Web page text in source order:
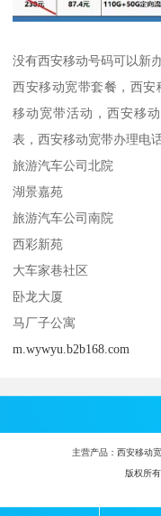
没有西安移动号码可以新
西安移动宽带套餐，西
移动宽带活动，西安移
表，西安移动宽带办理电
旅游汽车公司北院
湖景嘉苑
旅游汽车公司南院
西彩新苑
大车家巷社区
卧龙大厦
马厂子公寓
m.wywyu.b2b168.com
主营产品： 西安移动
版权所